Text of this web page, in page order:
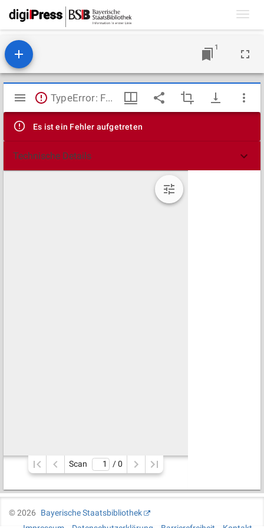
1
Mirador
Viewer
TypeError: Failed to fetch
Es ist ein Fehler aufgetreten
Technische Details
Scan / 0
©2026
Bayerische Staatsbibliothek